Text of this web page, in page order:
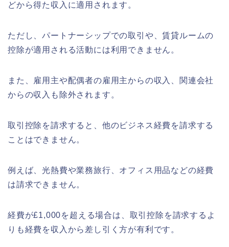
どから得た収入に適用されます。
ただし、パートナーシップでの取引や、賃貸ルームの
控除が適用される活動には利用できません。
また、雇用主や配偶者の雇用主からの収入、関連会社
からの収入も除外されます。
取引控除を請求すると、他のビジネス経費を請求する
ことはできません。
例えば、光熱費や業務旅行、オフィス用品などの経費
は請求できません。
経費が£1,000を超える場合は、取引控除を請求するよ
りも経費を収入から差し引く方が有利です。